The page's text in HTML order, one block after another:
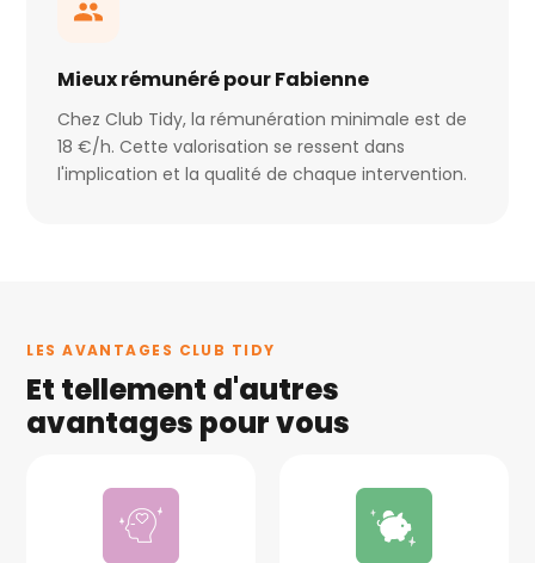
Mieux rémunéré pour Fabienne
Chez Club Tidy, la rémunération minimale est de
18 €/h. Cette valorisation se ressent dans
l'implication et la qualité de chaque intervention.
LES AVANTAGES CLUB TIDY
Et tellement d'autres
avantages pour vous